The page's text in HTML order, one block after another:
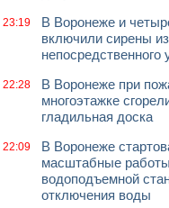
23:19
В Воронеже и
включили сирены
22:28
В Воронеже при
многоэтажке
гладильная доска
22:09
В Воронеже
масштабные
водоподъемной
отключения воды